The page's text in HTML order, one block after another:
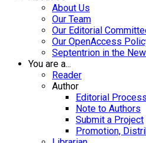
About Us
Our Team
Our Editorial
Our OpenAccess
Septentrion in the
You are a...
Reader
Author
Editorial Process
Note to Authors
Submit a Project
Promotion,